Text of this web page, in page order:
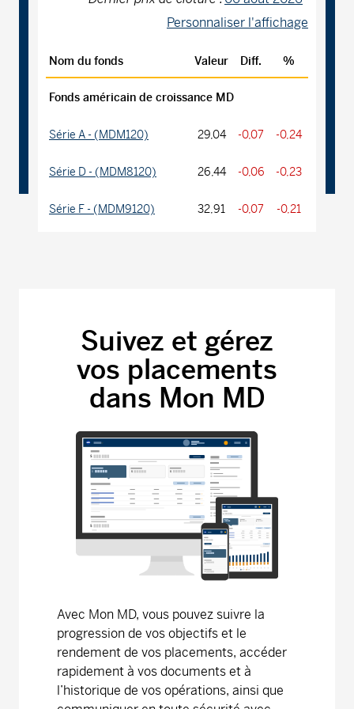
Personnaliser l'affichage
Nom du fonds Valeur Diff. %
Fonds américain de croissance MD
Série A - (MDM120) 29,04 -0,07 -0,24
Série D - (MDM8120) 26,44 -0,06 -0,23
Série F - (MDM9120) 32,91 -0,07 -0,21
Série F - (MDM9270) 15,15 -0,02
Fonds canadien de croissance modérée
Série A - (MDM040) 27,31 -0,05
Série D - (MDM8040) 12,54 -0,03
Série F - (MDM9040) 12,36 -0,03
Fonds canadien équilibré de croissance
Série A - (MDM020) 40,02 -0,04
Série D - (MDM8020) 14,46 -0,02 -0,14
Série F - (MDM9020) 13,77 -0,01 -0,07
Suivez et gérez
vos placements
dans Mon MD
Avec Mon MD, vous pouvez suivre la
progression de vos objectifs et le
rendement de vos placements, accéder
rapidement à vos documents et à
l’historique de vos opérations, ainsi que